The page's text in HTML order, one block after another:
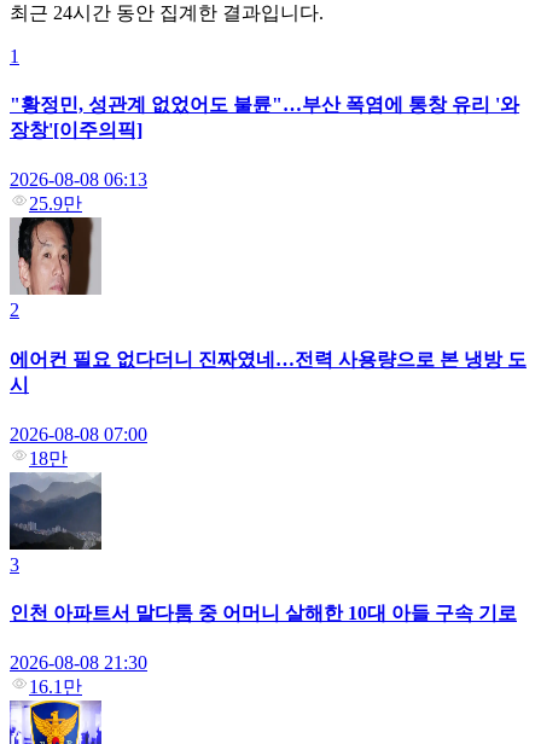
최근 24시간 동안 집계한 결과입니다.
1
"황정민, 성관계 없었어도 불륜"…부산 폭염에 통창 유리 '와
장창'[이주의픽]
2026-08-08 06:13
25.9만
2
에어컨 필요 없다더니 진짜였네…전력 사용량으로 본 냉방 도
시
2026-08-08 07:00
18만
3
인천 아파트서 말다툼 중 어머니 살해한 10대 아들 구속 기로
2026-08-08 21:30
16.1만